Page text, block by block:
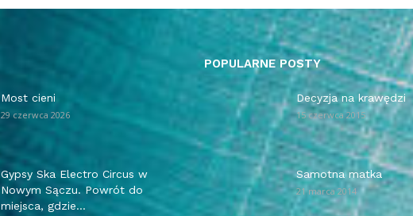
Most cieni
29 czerwca 2026
Gypsy Ska Electro Circus w
Nowym Sączu. Powrót do
miejsca, gdzie...
POPULARNE POSTY
Decyzja na krawędzi
15 czerwca 2015
Samotna matka
21 marca 2014